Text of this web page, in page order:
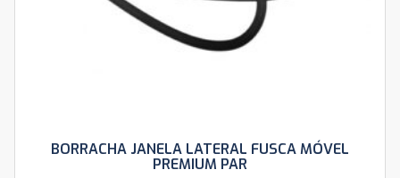
BORRACHA JANELA LATERAL FUSCA MÓVEL
PREMIUM PAR